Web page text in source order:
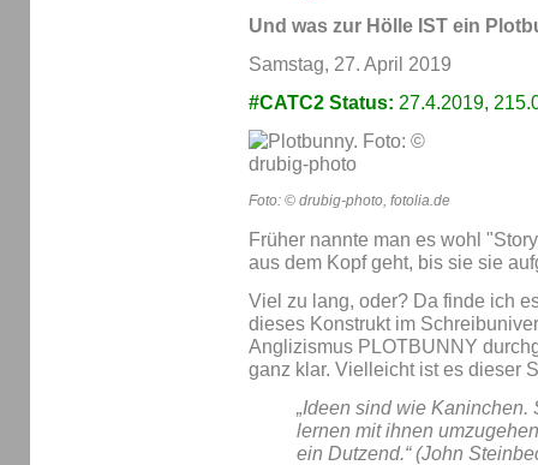
Und was zur Hölle IST ein
Samstag, 27. April 2019
#CATC2 Status: 27.4.2019,
Foto: © drubig-photo, fotolia.de
Früher nannte man es wohl
aus dem Kopf geht, bis sie sie
Viel zu lang, oder? Da finde ich
dieses Konstrukt im
Anglizismus PLOTBUNNY
ganz klar. Vielleicht ist es dieser
„Ideen sind wie
lernen mit ihnen
ein Dutzend.“ (John